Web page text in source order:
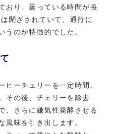
おり、曇っている時間が長
閉ざされていて、通行に
うのが特徴的でした。
ヒーチェリーを一定時間、
その後、チェリーを除去
、さらに嫌気性発酵させる
風味を引き出します。